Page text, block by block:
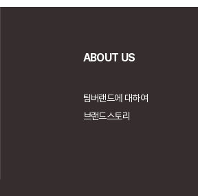
ABOUT US
팀버랜드에 대하여
브랜드스토리